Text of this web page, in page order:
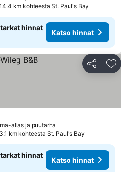
km kohteesta St. Paul's Bay
hinnat
Katso hinnat
Jaa
allas ja puutarha
km kohteesta St. Paul's Bay
hinnat
Katso hinnat